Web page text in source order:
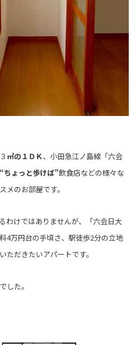
㎡の１ＤＫ、小田急江ノ島線「六会
“ちょっと歩けば”飲食店などの様々な
メのお部屋です。
わけではありませんが、「六会日大
4万円台の手頃さ、駅徒歩2分の立地
ただきたいアパートです。
した。